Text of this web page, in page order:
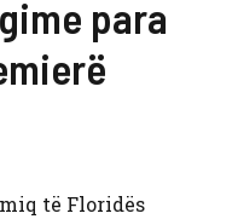
para
të Floridës